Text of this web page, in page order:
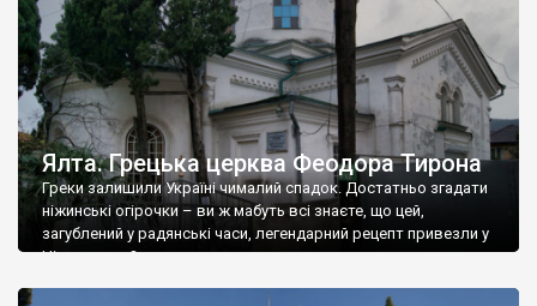
Ялта. Грецька церква Феодора Тирона
Греки залишили Україні чималий спадок. Достатньо згадати
ніжинські огірочки – ви ж мабуть всі знаєте, що цей,
загублений у радянські часи, легендарний рецепт привезли у
Ніжин греки?